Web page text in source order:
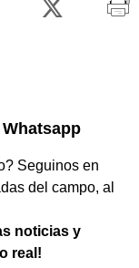
Seguinos en
del campo, al
noticias y
real!